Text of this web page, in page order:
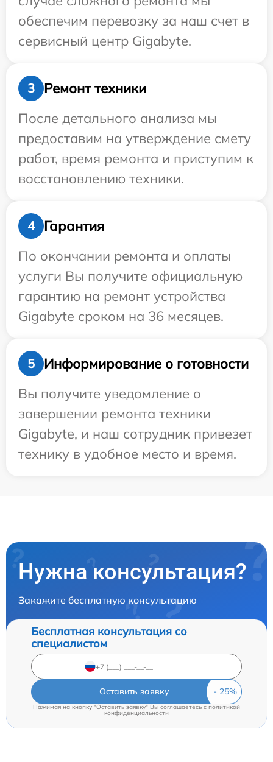
обеспечим перевозку за наш счет в
сервисный центр Gigabyte.
3
Ремонт техники
После детального анализа мы
предоставим на утверждение смету
работ, время ремонта и приступим к
восстановлению техники.
4
Гарантия
По окончании ремонта и оплаты
услуги Вы получите официальную
гарантию на ремонт устройства
Gigabyte сроком на 36 месяцев.
5
Информирование о готовности
Вы получите уведомление о
завершении ремонта техники
Gigabyte, и наш сотрудник привезет
технику в удобное место и время.
Нужна консультация?
Закажите бесплатную консультацию
Бесплатная консультация со
специалистом
Оставить заявку
Нажимая на кнопку "Оставить заявку" Вы соглашаетесь cполитикой
конфиденциальности